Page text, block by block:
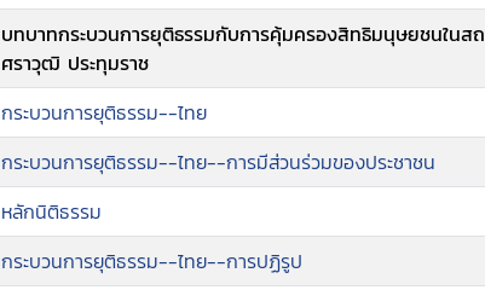
บทบาทกระบวนการยุติธรรมกับการคุ้มครองสิทธิมนุษยชนใน
ศราวุฒิ ประทุมราช
กระบวนการยุติธรรม--ไทย
กระบวนการยุติธรรม--ไทย--การมีส่วนร่วมของประชาชน
หลักนิติธรรม
กระบวนการยุติธรรม--ไทย--การปฏิรูป